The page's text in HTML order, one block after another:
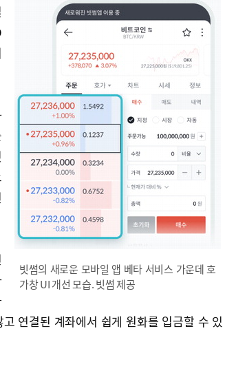
빗썸의 새로운 모바일 앱 베타 서비스 가운데 호
가창 UI 개선 모습. 빗썸 제공
연결된 계좌에서 쉽게 원화를 입금할 수 있